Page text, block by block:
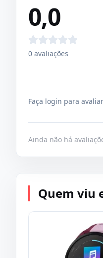
0,0
0 avaliações
Faça login para
Ainda não há
Quem viu